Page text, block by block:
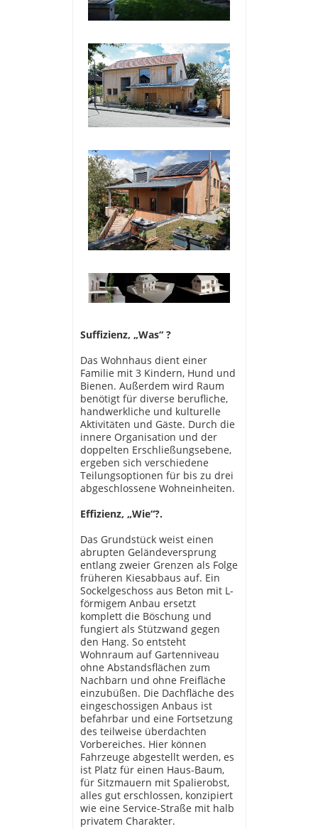
Suffizienz, „Was“ ?
Das Wohnhaus dient einer
Familie mit 3 Kindern, Hund und
Bienen. Außerdem wird Raum
benötigt für diverse berufliche,
handwerkliche und kulturelle
Aktivitäten und Gäste. Durch die
innere Organisation und der
doppelten Erschließungsebene,
ergeben sich verschiedene
Teilungsoptionen für bis zu drei
abgeschlossene Wohneinheiten.
Effizienz, „Wie“?.
Das Grundstück weist einen
abrupten Geländeversprung
entlang zweier Grenzen als Folge
früheren Kiesabbaus auf. Ein
Sockelgeschoss aus Beton mit L-
förmigem Anbau ersetzt
komplett die Böschung und
fungiert als Stützwand gegen
den Hang. So entsteht
Wohnraum auf Gartenniveau
ohne Abstandsflächen zum
Nachbarn und ohne Freifläche
einzubüßen. Die Dachfläche des
eingeschossigen Anbaus ist
befahrbar und eine Fortsetzung
des teilweise überdachten
Vorbereiches. Hier können
Fahrzeuge abgestellt werden, es
ist Platz für einen Haus-Baum,
für Sitzmauern mit Spalierobst,
alles gut erschlossen, konzipiert
wie eine Service-Straße mit halb
privatem Charakter.